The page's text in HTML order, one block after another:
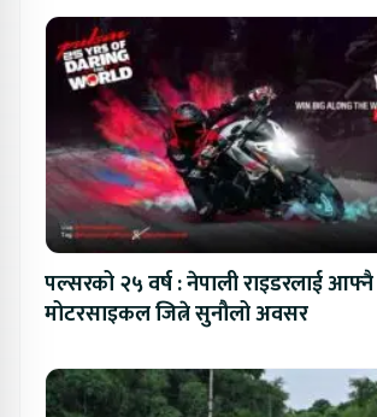
पल्सरको २५ वर्ष : नेपाली राइडरलाई
मोटरसाइकल जित्ने सुनौलो अवसर